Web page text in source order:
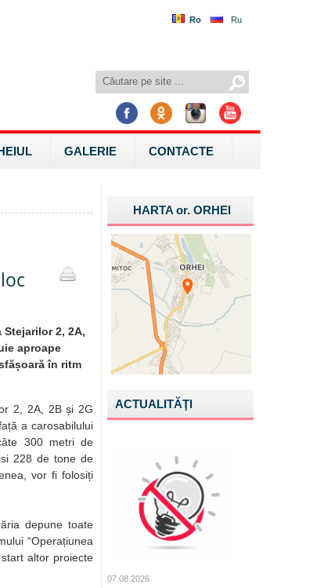
Ro Ru
GALERIE CONTACTE
2, 2A,
aproape
în ritm
2, 2A, 2B și 2G
a carosabilului
300 metri de
228 de tone de
vor fi folosiți
depune toate
“Operațiunea
altor proiecte
HARTA or.ORHEI
ACTUALITĂŢI
07.08.2026